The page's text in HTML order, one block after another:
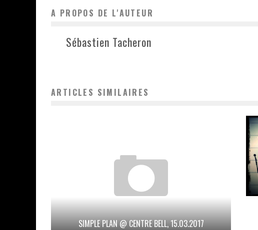
A PROPOS DE L'AUTEUR
Sébastien Tacheron
ARTICLES SIMILAIRES
SIMPLE PLAN @ CENTRE BELL, 15.03.2017